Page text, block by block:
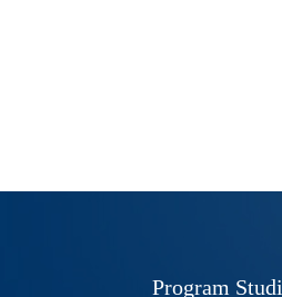
Program Studi